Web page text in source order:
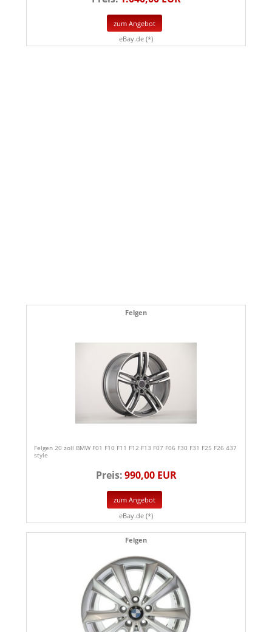
zum Angebot
eBay.de (*)
Felgen
Felgen 20 zoll BMW F01 F10 F11 F12 F13 F07 F06 F30 F31 F25 F26 437
style
Preis:990,00 EUR
zum Angebot
eBay.de (*)
Felgen